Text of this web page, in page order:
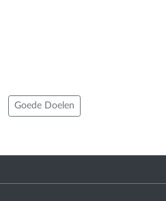
Goede Doelen